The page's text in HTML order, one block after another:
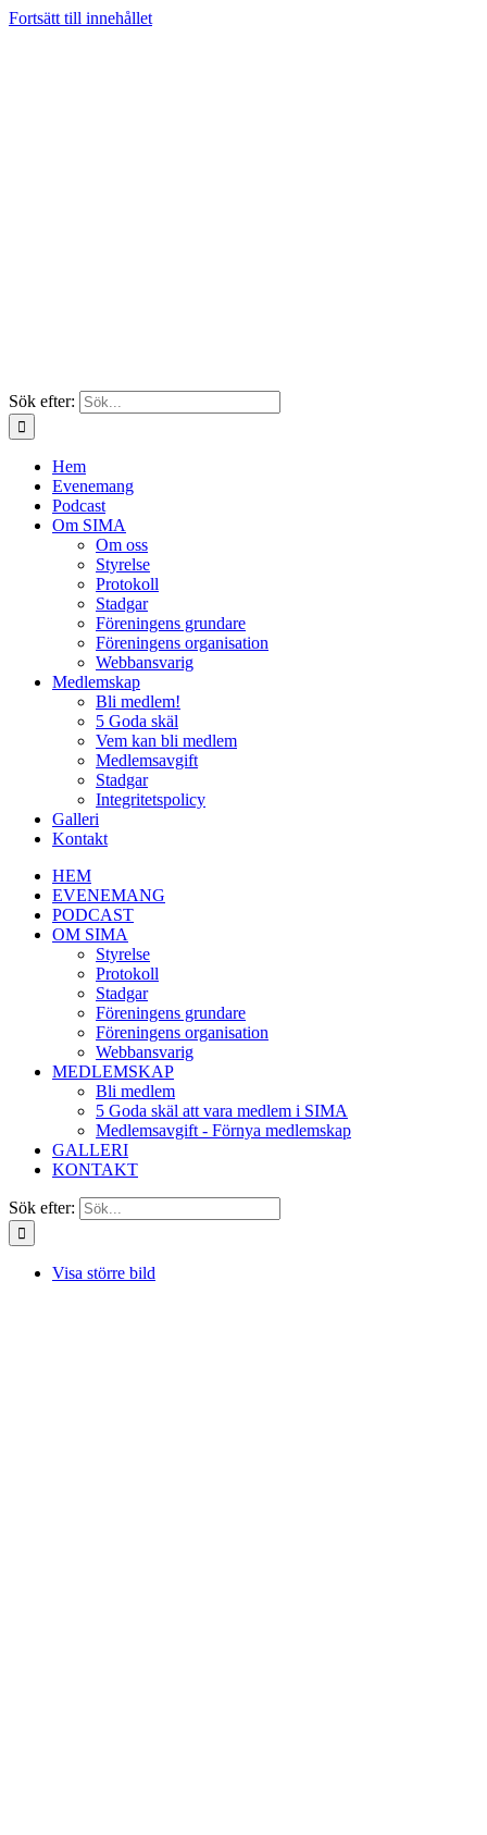
Fortsätt till innehållet
Sök efter:
Hem
Evenemang
Podcast
Om SIMA
Om oss
Styrelse
Protokoll
Stadgar
Föreningens grundare
Föreningens organisation
Webbansvarig
Medlemskap
Bli medlem!
5 Goda skäl
Vem kan bli medlem
Medlemsavgift
Stadgar
Integritetspolicy
Galleri
Kontakt
HEM
EVENEMANG
PODCAST
OM SIMA
Styrelse
Protokoll
Stadgar
Föreningens grundare
Föreningens organisation
Webbansvarig
MEDLEMSKAP
Bli medlem
5 Goda skäl att vara medlem i SIMA
Medlemsavgift - Förnya medlemskap
GALLERI
KONTAKT
Sök efter:
Visa större bild